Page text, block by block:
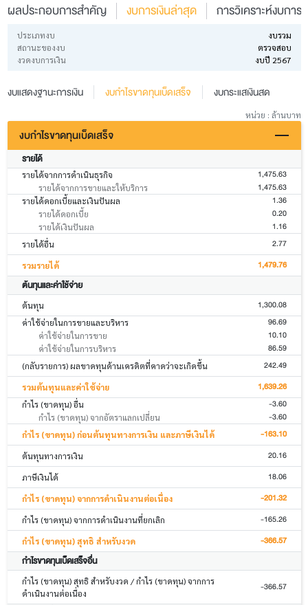
ผลประกอบการสำคัญ งบการเงินล่าสุด การวิเคราะห์งบการ
ประเภทงบ
งบรวม
สถานะของงบ
ตรวจสอบ
งวดงบการเงิน
งบปี 2567
งบแสดงฐานะการเงิน งบกำไรขาดทุนเบ็ดเสร็จ งบกระแสเงินสด
หน่วย : ล้านบาท
งบกำไรขาดทุนเบ็ดเสร็จ
รายได้
รายได้จากการดำเนินธุรกิจ 1,475.63
รายได้จากการขายและให้บริการ 1,475.63
รายได้ดอกเบี้ยและเงินปันผล 1.36
รายได้ดอกเบี้ย 0.20
รายได้เงินปันผล 1.16
รายได้อื่น 2.77
รวมรายได้ 1,479.76
ต้นทุนและค่าใช้จ่าย
ต้นทุน 1,300.08
ค่าใช้จ่ายในการขายและบริหาร 96.69
ค่าใช้จ่ายในการขาย 10.10
ค่าใช้จ่ายในการบริหาร 86.59
(กลับรายการ) ผลขาดทุนด้านเครดิตที่คาดว่าจะเกิดขึ้น 242.49
รวมต้นทุนและค่าใช้จ่าย 1,639.26
กำไร (ขาดทุน) อื่น -3.60
กำไร (ขาดทุน) จากอัตราแลกเปลี่ยน -3.60
กำไร (ขาดทุน) ก่อนต้นทุนทางการเงิน และภาษีเงินได้ -163.10
ต้นทุนทางการเงิน 20.16
ภาษีเงินได้ 18.06
กำไร (ขาดทุน) จากการดำเนินงานต่อเนื่อง -201.32
กำไร (ขาดทุน) จากการดำเนินงานที่ยกเลิก -165.26
กำไร (ขาดทุน) สุทธิ สำหรับงวด -366.57
กำไรขาดทุนเบ็ดเสร็จอื่น
กำไร (ขาดทุน) สุทธิ สำหรับงวด / กำไร (ขาดทุน) จากการ
ดำเนินงานต่อเนื่อง
-366.57